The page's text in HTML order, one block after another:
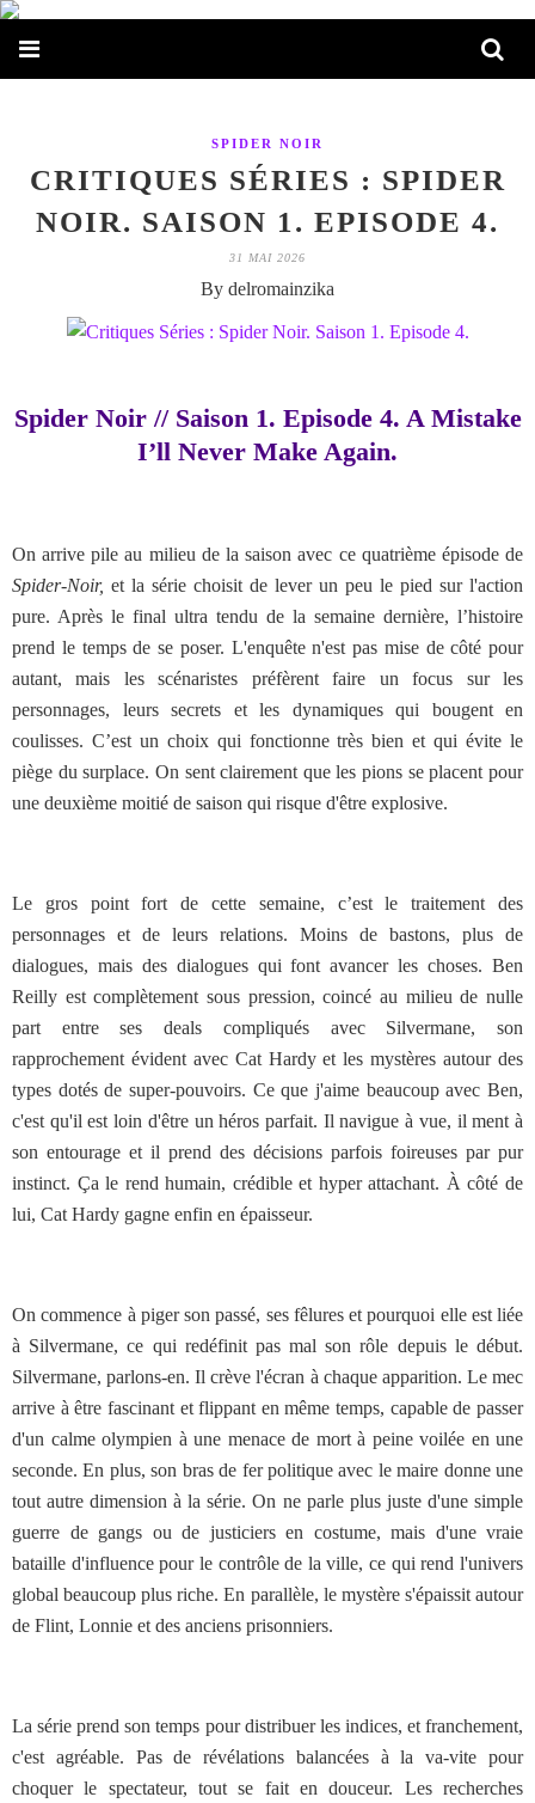
SPIDER NOIR
CRITIQUES SÉRIES : SPIDER
NOIR. SAISON 1. EPISODE 4.
31 MAI 2026
By delromainzika
Spider Noir // Saison 1. Episode 4. A Mistake
I’ll Never Make Again.
On arrive pile au milieu de la saison avec ce quatrième épisode de
Spider-Noir, et la série choisit de lever un peu le pied sur l'action
pure. Après le final ultra tendu de la semaine dernière, l’histoire
prend le temps de se poser. L'enquête n'est pas mise de côté pour
autant, mais les scénaristes préfèrent faire un focus sur les
personnages, leurs secrets et les dynamiques qui bougent en
coulisses. C’est un choix qui fonctionne très bien et qui évite le
piège du surplace. On sent clairement que les pions se placent pour
une deuxième moitié de saison qui risque d'être explosive.
Le gros point fort de cette semaine, c’est le traitement des
personnages et de leurs relations. Moins de bastons, plus de
dialogues, mais des dialogues qui font avancer les choses. Ben
Reilly est complètement sous pression, coincé au milieu de nulle
part entre ses deals compliqués avec Silvermane, son
rapprochement évident avec Cat Hardy et les mystères autour des
types dotés de super-pouvoirs. Ce que j'aime beaucoup avec Ben,
c'est qu'il est loin d'être un héros parfait. Il navigue à vue, il ment à
son entourage et il prend des décisions parfois foireuses par pur
instinct. Ça le rend humain, crédible et hyper attachant. À côté de
lui, Cat Hardy gagne enfin en épaisseur.
On commence à piger son passé, ses fêlures et pourquoi elle est liée
à Silvermane, ce qui redéfinit pas mal son rôle depuis le début.
Silvermane, parlons-en. Il crève l'écran à chaque apparition. Le mec
arrive à être fascinant et flippant en même temps, capable de passer
d'un calme olympien à une menace de mort à peine voilée en une
seconde. En plus, son bras de fer politique avec le maire donne une
tout autre dimension à la série. On ne parle plus juste d'une simple
guerre de gangs ou de justiciers en costume, mais d'une vraie
bataille d'influence pour le contrôle de la ville, ce qui rend l'univers
global beaucoup plus riche. En parallèle, le mystère s'épaissit autour
de Flint, Lonnie et des anciens prisonniers.
La série prend son temps pour distribuer les indices, et franchement,
c'est agréable. Pas de révélations balancées à la va-vite pour
choquer le spectateur, tout se fait en douceur. Les recherches